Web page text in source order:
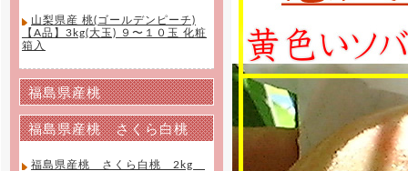
山梨県産 桃(ゴールデンピーチ)
【A品】3kg(大玉) ９〜１０玉 化粧
箱入
福島県産桃
福島県産桃 さくら白桃
福島県産桃 さくら白桃 2kg